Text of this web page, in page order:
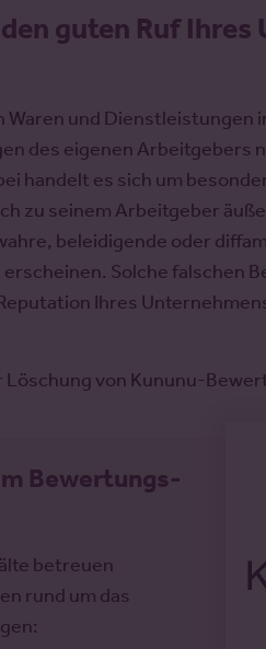
guten Ruf
und Dienstleistungen
des eigenen Arbeitgebers
handelt es sich um
zu seinem Arbeitgeber
beleidigende oder
Solche falschen
Ihres
von Kununu-
Bewertungs-
betreuen
rund um das